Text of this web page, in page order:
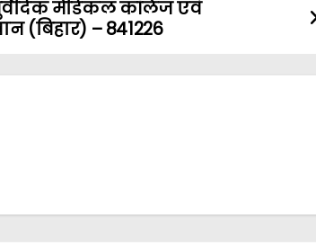
मेडिकल कॉलेज एवं
(बिहार) – 841226